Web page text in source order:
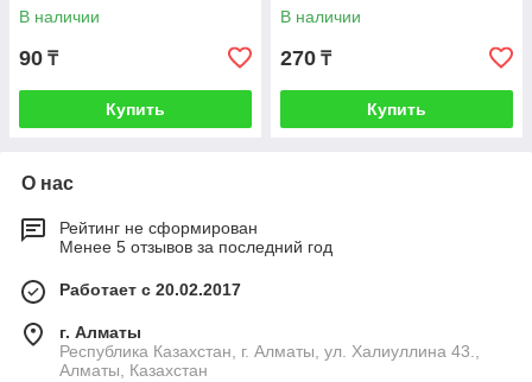
В наличии
90 ₸
Купить
В наличии
270 ₸
Купить
О нас
Рейтинг не сформирован
Менее 5 отзывов за последний год
Работает с 20.02.2017
г. Алматы
Республика Казахстан, г. Алматы, ул. Халиуллина 43.,
Алматы, Казахстан